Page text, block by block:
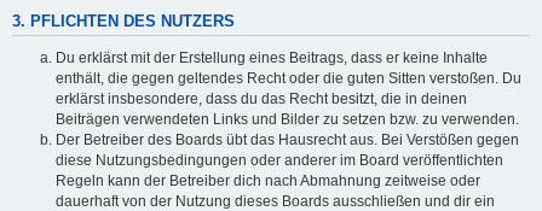
3. PFLICHTEN DES NUTZERS
Du erklärst mit der Erstellung eines Beitrags, dass er keine Inhalte
enthält, die gegen geltendes Recht oder die guten Sitten verstoßen. Du
erklärst insbesondere, dass du das Recht besitzt, die in deinen
Beiträgen verwendeten Links und Bilder zu setzen bzw. zu verwenden.
Der Betreiber des Boards übt das Hausrecht aus. Bei Verstößen gegen
diese Nutzungsbedingungen oder anderer im Board veröffentlichten
Regeln kann der Betreiber dich nach Abmahnung zeitweise oder
dauerhaft von der Nutzung dieses Boards ausschließen und dir ein